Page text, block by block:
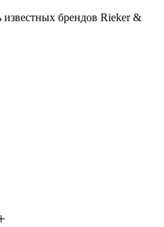
брендов Rieker &